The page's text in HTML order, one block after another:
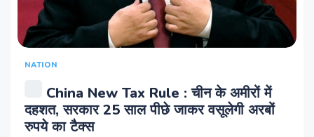
NATION
China New Tax Rule : चीन के अमीरों में
दहशत, सरकार 25 साल पीछे जाकर वसूलेगी अरबों
रुपये का टैक्स